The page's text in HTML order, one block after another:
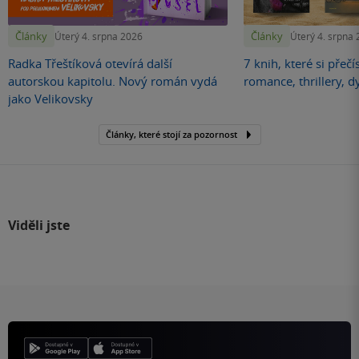
Články Úterý 4. srpna 2026
Radka Třeštíková otevírá další
autorskou kapitolu. Nový román vydá
jako Velikovsky
Články Úterý 4. srpna
7 knih, které si
romance, thrillery,
Články, které stojí za pozornost
Viděli jste